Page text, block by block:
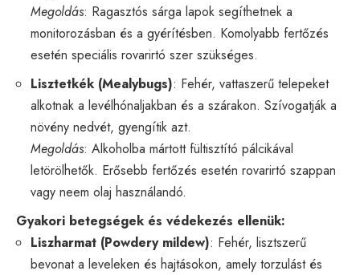
Megoldás: Ragasztós sárga lapok segíthetnek a
monitorozásban és a gyérítésben. Komolyabb fertőzés
esetén speciális rovarirtó szer szükséges.
Lisztetkék (Mealybugs): Fehér, vattaszerű telepeket
alkotnak a levélhónaljakban és a szárakon. Szívogatják a
növény nedvét, gyengítik azt.
Megoldás: Alkoholba mártott fültisztító pálcikával
letörölhetők. Erősebb fertőzés esetén rovarirtó szappan
vagy neem olaj használandó.
Gyakori betegségek és védekezés ellenük:
Liszharmat (Powdery mildew): Fehér, lisztszerű
bevonat a leveleken és hajtásokon, amely torzulást és